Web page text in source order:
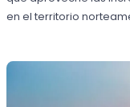
en el territorio